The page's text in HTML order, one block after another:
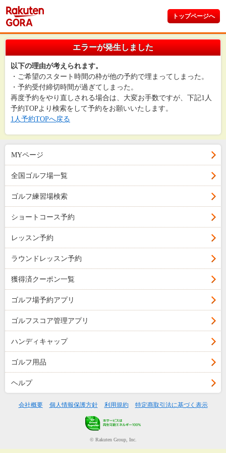
トップページへ
エラーが発生しました
以下の理由が考えられます。
・ご希望のスタート時間の枠が他の予約で埋まってしまった。
・予約受付締切時間が過ぎてしまった。
再度予約をやり直しされる場合は、大変お手数ですが、下記1人
予約TOPより検索をして予約をお願いいたします。
1人予約TOPへ戻る
MYページ
全国ゴルフ場一覧
ゴルフ練習場検索
ショートコース予約
レッスン予約
ラウンドレッスン予約
獲得済クーポン一覧
ゴルフ場予約アプリ
ゴルフスコア管理アプリ
ハンディキャップ
ゴルフ用品
ヘルプ
会社概要 個人情報保護方針 利用規約 特定商取引法に基づく表示
© Rakuten Group, Inc.